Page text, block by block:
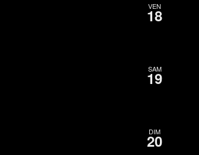
VEN
18
SAM
19
DIM
20